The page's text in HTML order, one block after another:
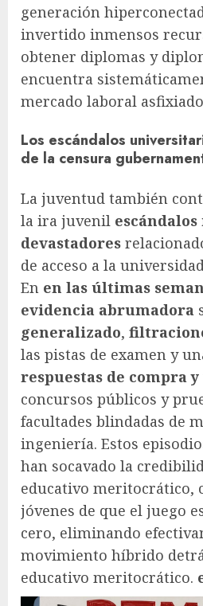
generación
invertido inmensos
obtener diplomas y
encuentra
mercado laboral
Los escándalos
de la censura
La juventud también
la ira juvenil
devastadores
de acceso a la
En en las últimas
evidencia abrumadora
generalizado,
las pistas de examen y
respuestas de compra
concursos públicos y
facultades blindadas de
ingeniería. Estos
han socavado la
educativo meritocrático,
jóvenes de que el juego
cero, eliminando
movimiento híbrido
educativo meritocrático.